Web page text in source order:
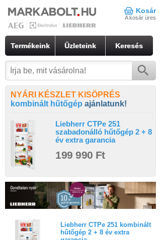
Kosár
A kosár üres
Termékeink Üzleteink Keresés
NYÁRI KÉSZLET KISÖPRÉS
kombinált hűtőgép ajánlatunk!
Liebherr CTPe 251
szabadonálló hűtőgép 2 + 8
év extra garancia
199 990 Ft
Liebherr CTPe 251 kombinált
hűtőgép 2 + 8 év extra